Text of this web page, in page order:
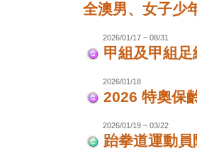
全澳男、女子少
2026/01/17 ~ 08/31
甲組及甲組
2026/01/18
2026 特奧保
2026/01/19 ~ 03/22
跆拳道運動